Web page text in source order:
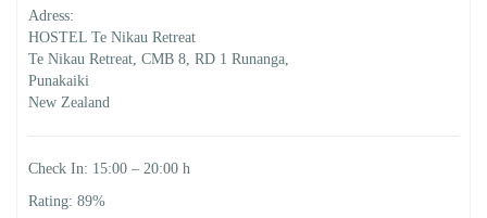
Adress:
HOSTEL Te Nikau Retreat
Te Nikau Retreat, CMB 8, RD 1 Runanga,
Punakaiki
New Zealand
Check In: 15:00 – 20:00 h
Rating: 89%